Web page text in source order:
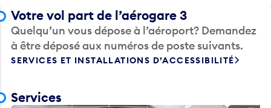
Votre vol part de l’aérogare 3
Quelqu’un vous dépose à l’aéroport? Demandez
à être déposé aux numéros de poste suivants.
SERVICES ET INSTALLATIONS D’ACCESSIBILITÉ
Services